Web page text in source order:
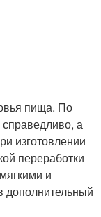
пища. По
а
изготовлении
переработки
и
дополнительный